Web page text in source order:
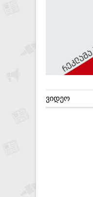
ᲕᲘᲓᲔᲝ